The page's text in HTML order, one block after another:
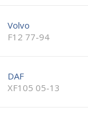
Volvo
F12 77-94
DAF
XF105 05-13